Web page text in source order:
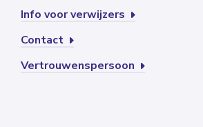
Info voor verwijzers
Contact
Vertrouwenspersoon